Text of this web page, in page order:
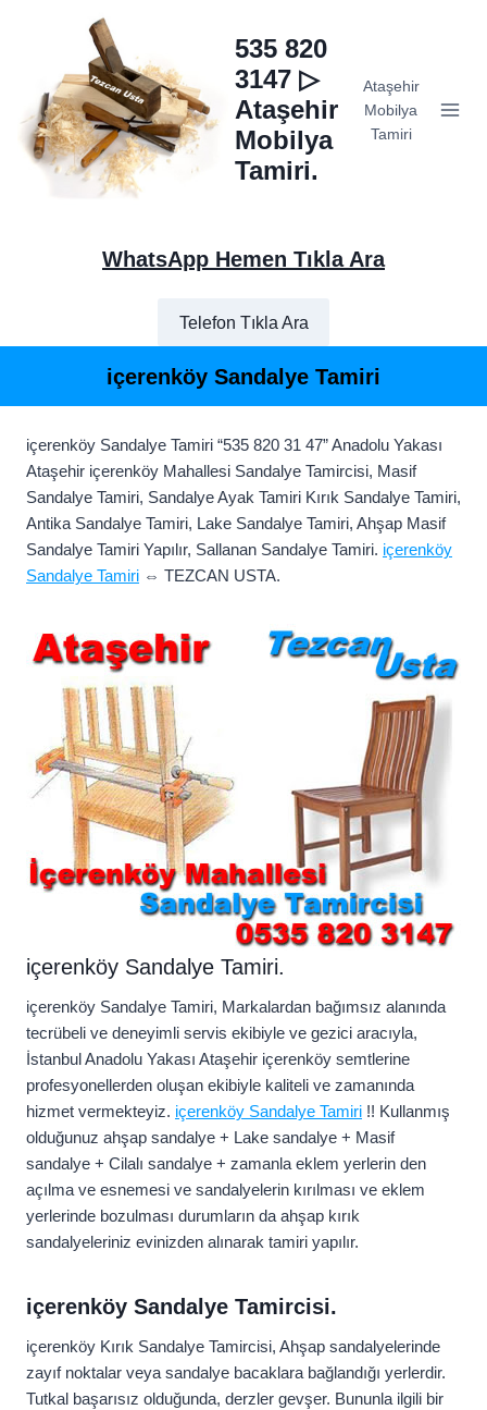
535 820
3147 ▷
Ataşehir
Mobilya
Tamiri.
Ataşehir
Mobilya
Tamiri
WhatsApp Hemen Tıkla Ara
Telefon Tıkla Ara
içerenköy Sandalye Tamiri
içerenköy Sandalye Tamiri “535 820 31 47” Anadolu Yakası
Ataşehir içerenköy Mahallesi Sandalye Tamircisi, Masif
Sandalye Tamiri, Sandalye Ayak Tamiri Kırık Sandalye Tamiri,
Antika Sandalye Tamiri, Lake Sandalye Tamiri, Ahşap Masif
Sandalye Tamiri Yapılır, Sallanan Sandalye Tamiri. içerenköy
Sandalye Tamiri ⇔ TEZCAN USTA.
içerenköy Sandalye Tamiri.
içerenköy Sandalye Tamiri, Markalardan bağımsız alanında
tecrübeli ve deneyimli servis ekibiyle ve gezici aracıyla,
İstanbul Anadolu Yakası Ataşehir içerenköy semtlerine
profesyonellerden oluşan ekibiyle kaliteli ve zamanında
hizmet vermekteyiz. içerenköy Sandalye Tamiri !! Kullanmış
olduğunuz ahşap sandalye + Lake sandalye + Masif
sandalye + Cilalı sandalye + zamanla eklem yerlerin den
açılma ve esnemesi ve sandalyelerin kırılması ve eklem
yerlerinde bozulması durumların da ahşap kırık
sandalyeleriniz evinizden alınarak tamiri yapılır.
içerenköy Sandalye Tamircisi.
içerenköy Kırık Sandalye Tamircisi, Ahşap sandalyelerinde
zayıf noktalar veya sandalye bacaklara bağlandığı yerlerdir.
Tutkal başarısız olduğunda, derzler gevşer. Bununla ilgili bir